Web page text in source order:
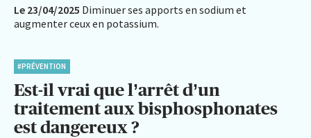
Le 23/04/2025 Diminuer ses apports en sodium et
augmenter ceux en potassium.
#PRÉVENTION
Est-il vrai que l’arrêt d’un
traitement aux bisphosphonates
est dangereux ?